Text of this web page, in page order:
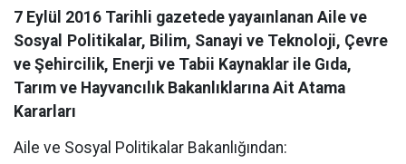
7 Eylül 2016 Tarihli gazetede yayaınlanan Aile ve
Sosyal Politikalar, Bilim, Sanayi ve Teknoloji, Çevre
ve Şehircilik, Enerji ve Tabii Kaynaklar ile Gıda,
Tarım ve Hayvancılık Bakanlıklarına Ait Atama
Kararları
Aile ve Sosyal Politikalar Bakanlığından: